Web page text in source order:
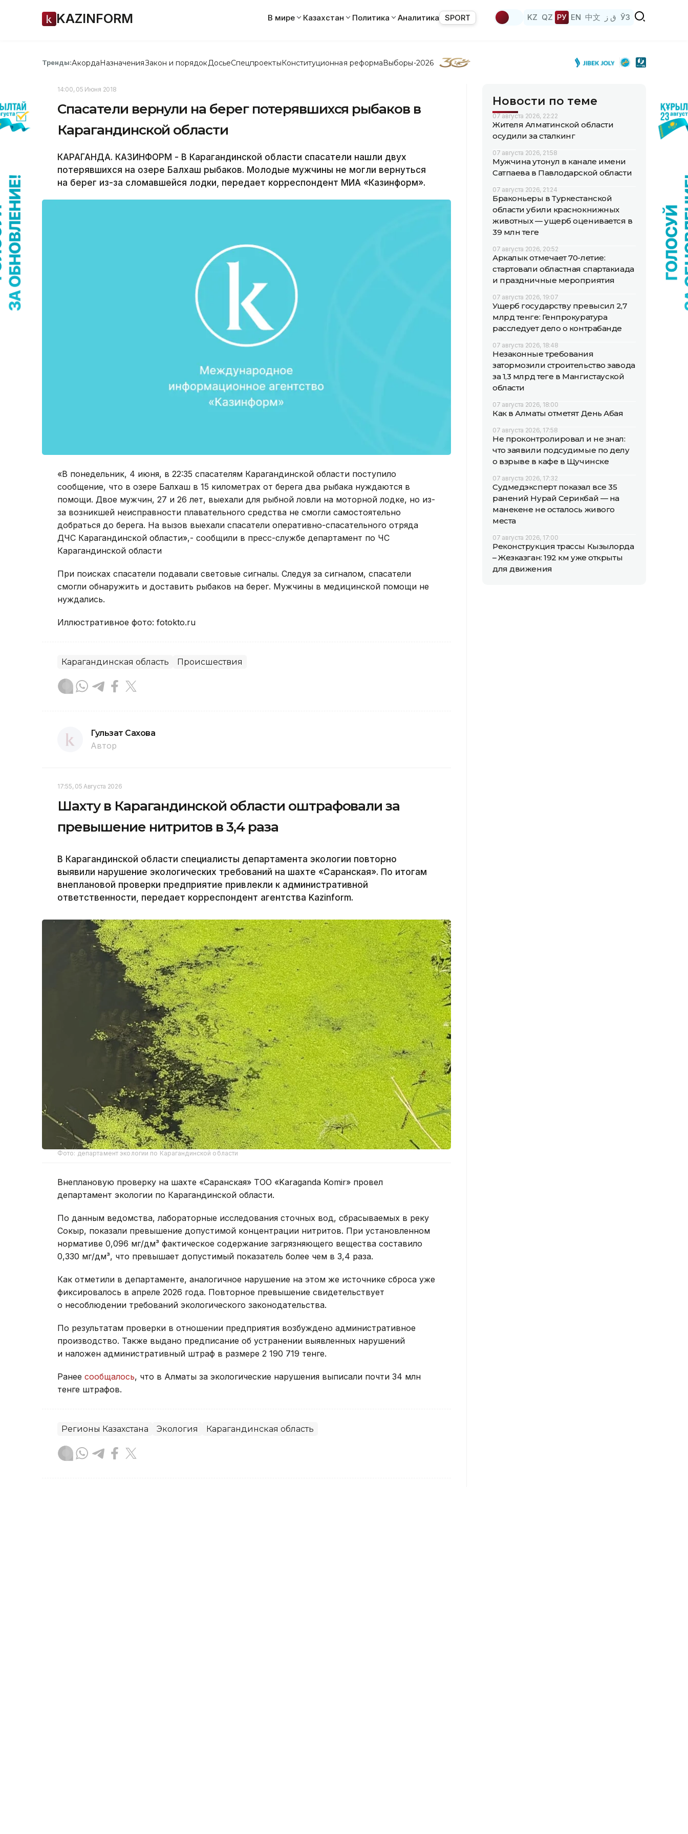
KAZINFORM В мире Казахстан Политика Аналитика SPORT KZ QZ РУ EN 中文 ق ز ЎЗ
Тренды:АкордаНазначенияЗакон и порядок ДосьеСпецпроектыКонституционная реформаВыборы-2026
14:00, 05 Июня 2018
Спасатели вернули на берег потерявшихся рыбаков в
Карагандинской области
КАРАГАНДА. КАЗИНФОРМ - В Карагандинской области спасатели нашли двух
потерявшихся на озере Балхаш рыбаков. Молодые мужчины не могли вернуться
на берег из-за сломавшейся лодки, передает корреспондент МИА «Казинформ».
«В понедельник, 4 июня, в 22:35 спасателям Карагандинской области поступило
сообщение, что в озере Балхаш в 15 километрах от берега два рыбака нуждаются в
помощи. Двое мужчин, 27 и 26 лет, выехали для рыбной ловли на моторной лодке, но из-
за возникшей неисправности плавательного средства не смогли самостоятельно
добраться до берега. На вызов выехали спасатели оперативно-спасательного отряда
ДЧС Карагандинской области»,- сообщили в пресс-службе департамент по ЧС
Карагандинской области
При поисках спасатели подавали световые сигналы. Следуя за сигналом, спасатели
смогли обнаружить и доставить рыбаков на берег. Мужчины в медицинской помощи не
нуждались.
Иллюстративное фото: fotokto.ru
Карагандинская область Происшествия
Гульзат Сахова
Автор
17:55, 05 Августа 2026
Шахту в Карагандинской области оштрафовали за
превышение нитритов в 3,4 раза
В Карагандинской области специалисты департамента экологии повторно
выявили нарушение экологических требований на шахте «Саранская». По итогам
внеплановой проверки предприятие привлекли к административной
ответственности, передает корреспондент агентства Kazinform.
Фото: департамент экологии по Карагандинской области
Внеплановую проверку на шахте «Саранская» ТОО «Karaganda Komir» провел
департамент экологии по Карагандинской области.
По данным ведомства, лабораторные исследования сточных вод, сбрасываемых в реку
Сокыр, показали превышение допустимой концентрации нитритов. При установленном
нормативе 0,096 мг/дм³ фактическое содержание загрязняющего вещества составило
0,330 мг/дм³, что превышает допустимый показатель более чем в 3,4 раза.
Как отметили в департаменте, аналогичное нарушение на этом же источнике сброса уже
фиксировалось в апреле 2026 года. Повторное превышение свидетельствует
о несоблюдении требований экологического законодательства.
По результатам проверки в отношении предприятия возбуждено административное
производство. Также выдано предписание об устранении выявленных нарушений
и наложен административный штраф в размере 2 190 719 тенге.
Ранее сообщалось, что в Алматы за экологические нарушения выписали почти 34 млн
тенге штрафов.
Регионы Казахстана Экология Карагандинская область
Новости по теме
07 августа 2026, 22:22
Жителя Алматинской области
осудили за сталкинг
07 августа 2026, 21:58
Мужчина утонул в канале имени
Сатпаева в Павлодарской области
07 августа 2026, 21:24
Браконьеры в Туркестанской
области убили краснокнижных
животных — ущерб оценивается в
39 млн теңге
07 августа 2026, 20:52
Аркалык отмечает 70-летие:
стартовали областная спартакиада
и праздничные мероприятия
07 августа 2026, 19:07
Ущерб государству превысил 2,7
млрд тенге: Генпрокуратура
расследует дело о контрабанде
07 августа 2026, 18:48
Незаконные требования
затормозили строительство завода
за 1,3 млрд теңге в Мангистауской
области
07 августа 2026, 18:00
Как в Алматы отметят День Абая
07 августа 2026, 17:58
Не проконтролировал и не знал:
что заявили подсудимые по делу
о взрыве в кафе в Щучинске
07 августа 2026, 17:32
Судмедэксперт показал все 35
ранений Нурай Серикбай — на
манекене не осталось живого
места
07 августа 2026, 17:00
Реконструкция трассы Кызылорда
– Жезказган: 192 км уже открыты
для движения